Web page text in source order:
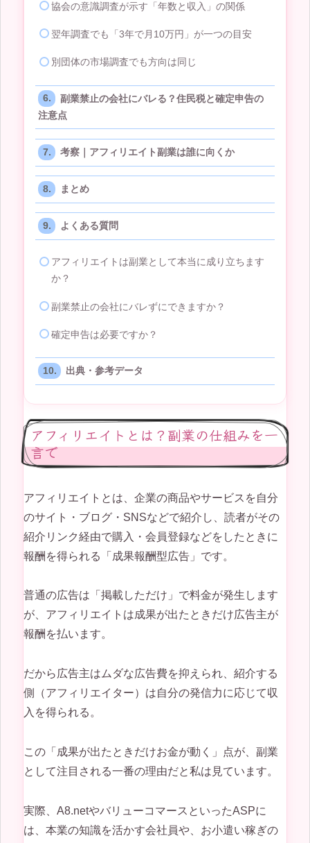
協会の意識調査が示す「年数と収入」の関係
翌年調査でも「3年で月10万円」が一つの目安
別団体の市場調査でも方向は同じ
副業禁止の会社にバレる？住民税と確定申告の
注意点
考察｜アフィリエイト副業は誰に向くか
まとめ
よくある質問
アフィリエイトは副業として本当に成り立ちます
か？
副業禁止の会社にバレずにできますか？
確定申告は必要ですか？
出典・参考データ
アフィリエイトとは？副業の仕組みを一
言で
アフィリエイトとは、企業の商品やサービスを自分
のサイト・ブログ・SNSなどで紹介し、読者がその
紹介リンク経由で購入・会員登録などをしたときに
報酬を得られる「成果報酬型広告」です。
普通の広告は「掲載しただけ」で料金が発生します
が、アフィリエイトは成果が出たときだけ広告主が
報酬を払います。
だから広告主はムダな広告費を抑えられ、紹介する
側（アフィリエイター）は自分の発信力に応じて収
入を得られる。
この「成果が出たときだけお金が動く」点が、副業
として注目される一番の理由だと私は見ています。
実際、A8.netやバリューコマースといったASPに
は、本業の知識を活かす会社員や、お小遣い稼ぎの